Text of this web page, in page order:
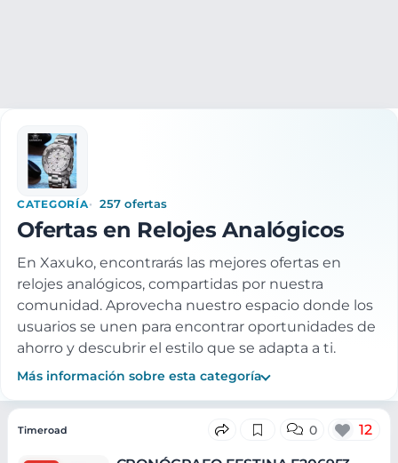
CATEGORÍA 257 ofertas
Ofertas en Relojes Analógicos
En Xaxuko, encontrarás las mejores ofertas en
relojes analógicos, compartidas por nuestra
comunidad. Aprovecha nuestro espacio donde los
usuarios se unen para encontrar oportunidades de
ahorro y descubrir el estilo que se adapta a ti.
Más información sobre esta categoría
Ofertas
Timeroad 0 12